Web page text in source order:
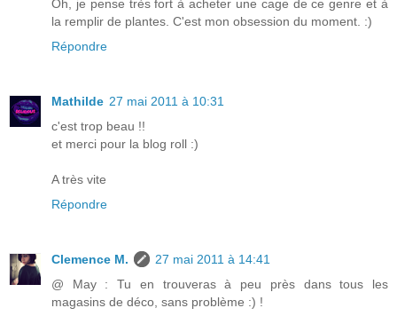
Oh, je pense très fort à acheter une cage de ce genre et à
la remplir de plantes. C'est mon obsession du moment. :)
Répondre
Mathilde 27 mai 2011 à 10:31
c'est trop beau !!
et merci pour la blog roll :)
A très vite
Répondre
Clemence M.
27 mai 2011 à 14:41
@ May : Tu en trouveras à peu près dans tous les
magasins de déco, sans problème :) !